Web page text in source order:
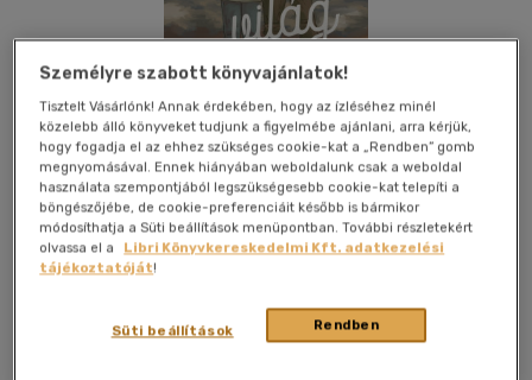
Kívánságlistához adom
magyar nyelvű|puhatáblás,
ragasztókötött|378 oldal
Személyre szabott könyvajánlatok!
Tisztelt Vásárlónk! Annak érdekében, hogy az ízléséhez minél
közelebb álló könyveket tudjunk a figyelmébe ajánlani, arra kérjük,
hogy fogadja el az ehhez szükséges cookie-kat a „Rendben” gomb
megnyomásával. Ennek hiányában weboldalunk csak a weboldal
használata szempontjából legszükségesebb cookie-kat telepíti a
böngészőjébe, de cookie-preferenciáit később is bármikor
módosíthatja a Süti beállítások menüpontban. További részletekért
olvassa el a
Libri Könyvkereskedelmi Kft. adatkezelési
tájékoztatóját!
Rendben
Süti beállítások